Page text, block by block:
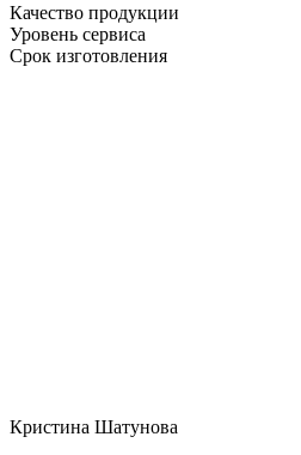
Качество продукции
Уровень сервиса
Срок изготовления
Кристина Шатунова